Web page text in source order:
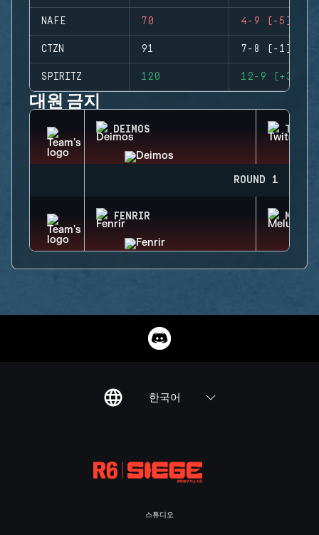
NAFE 70 4-9 (-5)
CTZN 91 7-8 (-1)
SPIRITZ 120 12-9 (+3)
대원 금지
DEIMOS
ROUND 1
FENRIR
한국어
스튜디오